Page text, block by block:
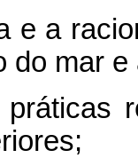
e a
do mar